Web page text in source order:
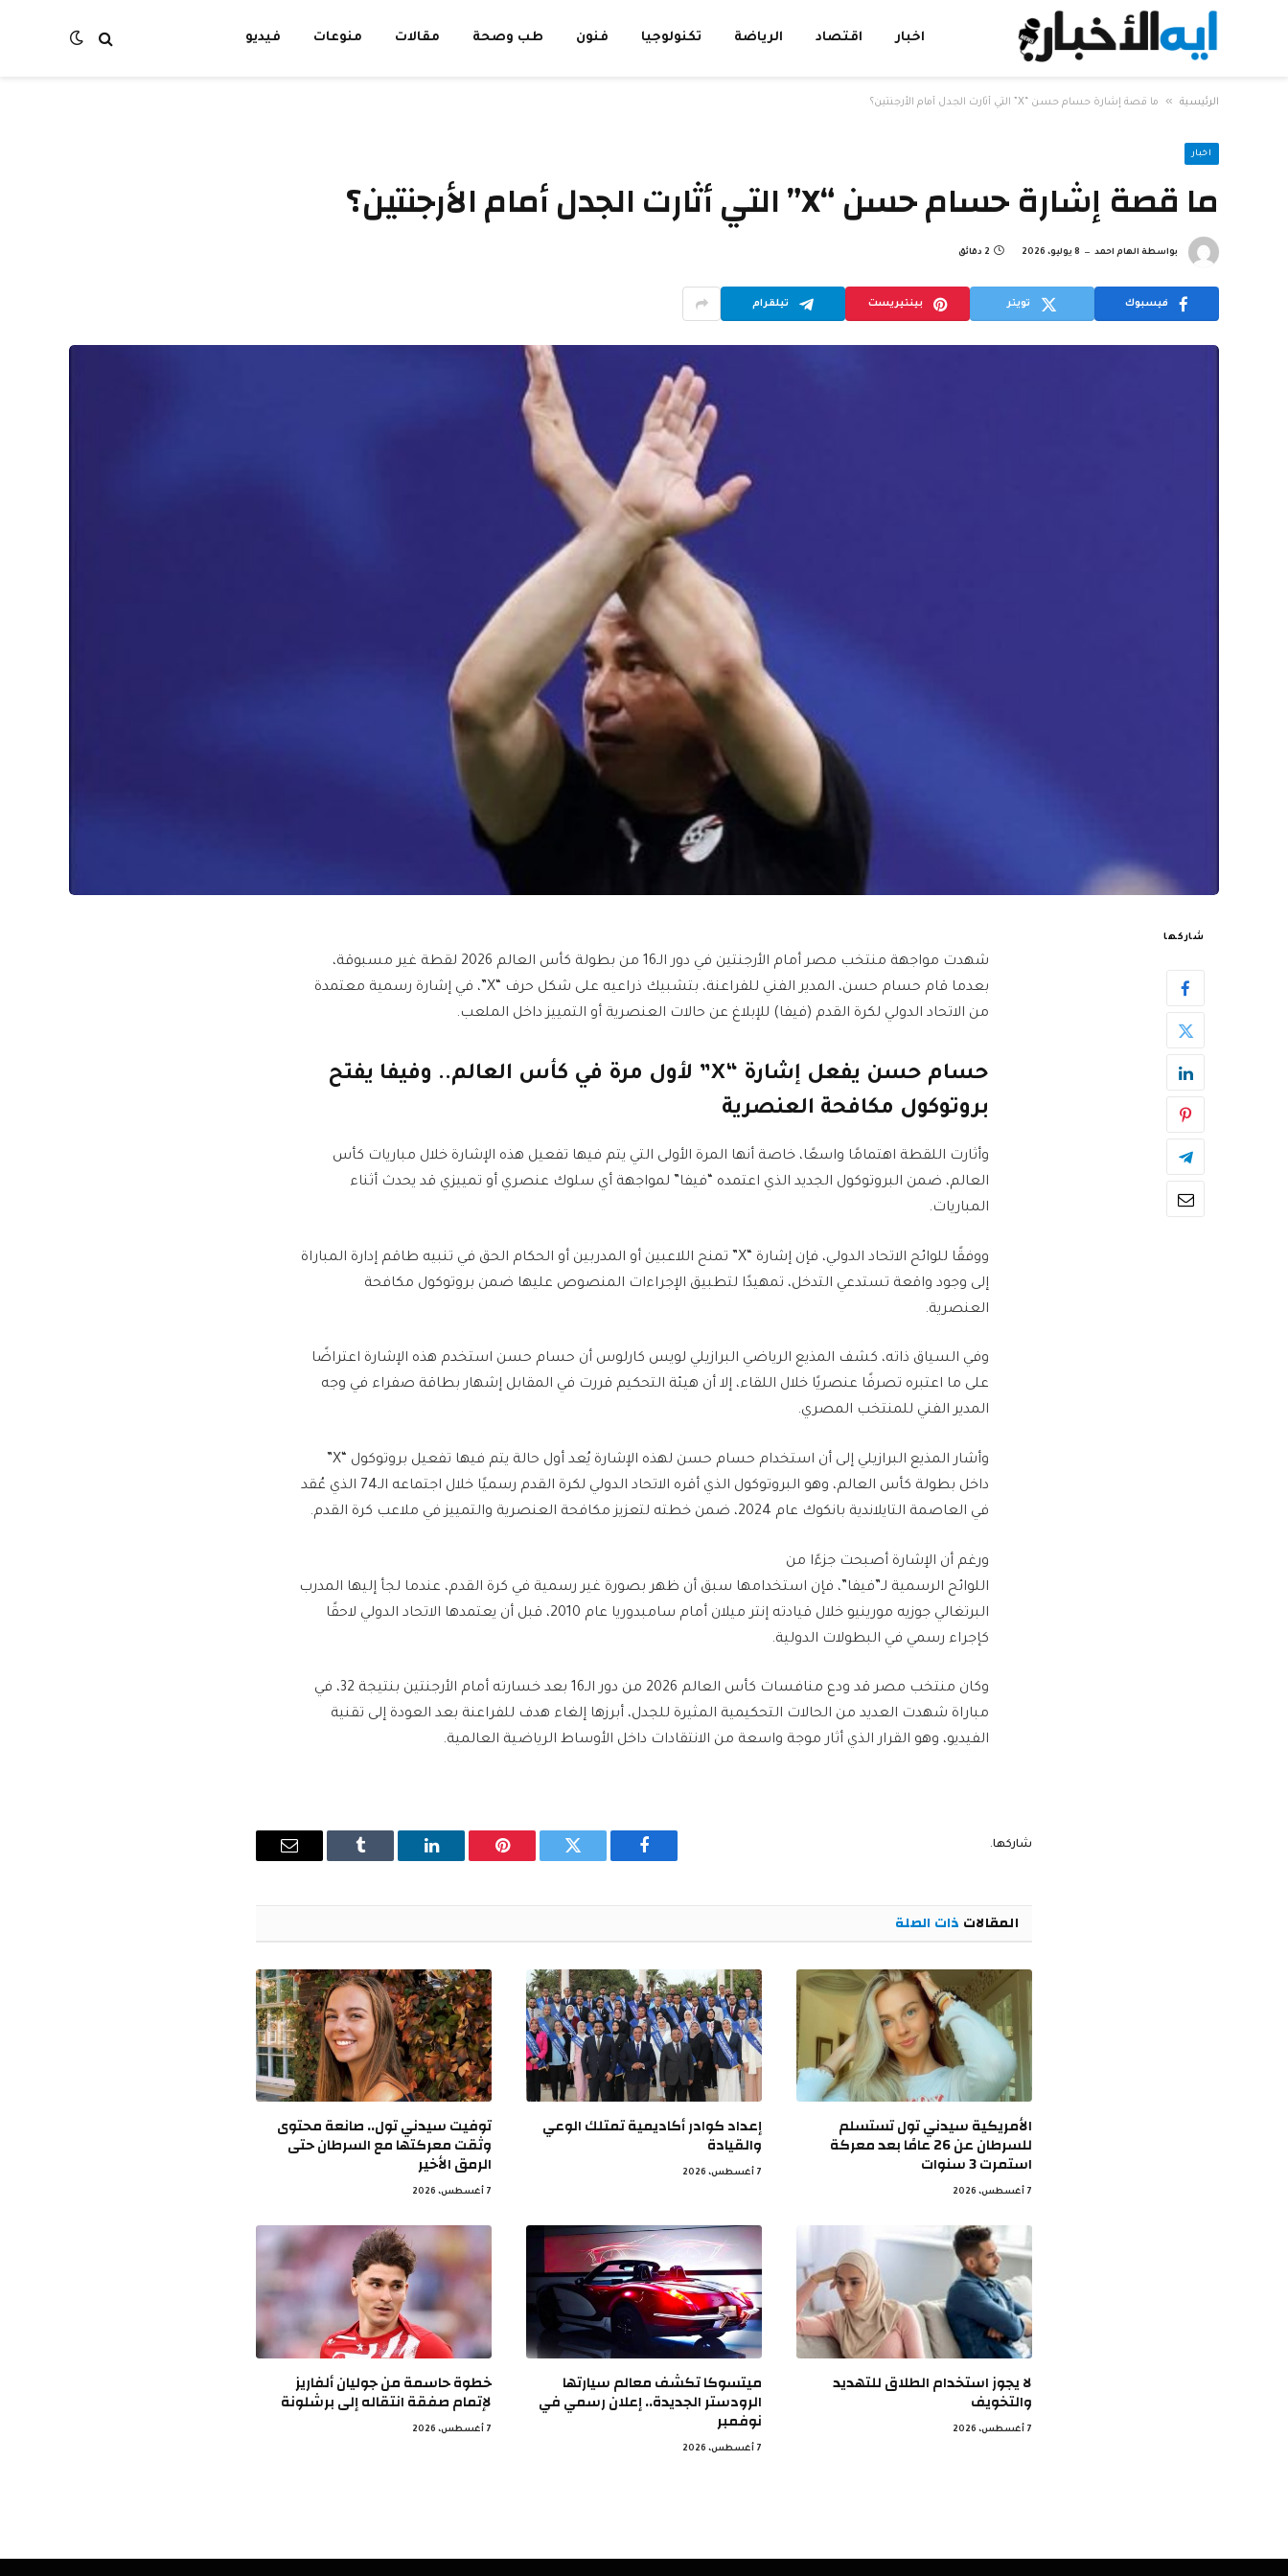
اخبار اقتصاد الرياضة تكنولوجيا فنون طب وصحة مقالات منوعات فيديو
الرئيسية » ما قصة إشارة حسام حسن “X” التي أثارت الجدل أمام الأرجنتين؟
اخبار
ما قصة إشارة حسام حسن “X” التي أثارت الجدل أمام الأرجنتين؟
بواسطة الهام احمد 8 يوليو، 2026 2 دقائق
فيسبوك تويتر بينتيريست تيلقرام
شاركها
شهدت مواجهة منتخب مصر أمام الأرجنتين في دور الـ16 من بطولة كأس العالم 2026 لقطة غير مسبوقة،
بعدما قام حسام حسن، المدير الفني للفراعنة، بتشبيك ذراعيه على شكل حرف “X”، في إشارة رسمية معتمدة
من الاتحاد الدولي لكرة القدم (فيفا) للإبلاغ عن حالات العنصرية أو التمييز داخل الملعب.
حسام حسن يفعل إشارة “X” لأول مرة في كأس العالم.. وفيفا يفتح
بروتوكول مكافحة العنصرية
وأثارت اللقطة اهتمامًا واسعًا، خاصة أنها المرة الأولى التي يتم فيها تفعيل هذه الإشارة خلال مباريات كأس
العالم، ضمن البروتوكول الجديد الذي اعتمده “فيفا” لمواجهة أي سلوك عنصري أو تمييزي قد يحدث أثناء
المباريات.
ووفقًا للوائح الاتحاد الدولي، فإن إشارة “X” تمنح اللاعبين أو المدربين أو الحكام الحق في تنبيه طاقم إدارة المباراة
إلى وجود واقعة تستدعي التدخل، تمهيدًا لتطبيق الإجراءات المنصوص عليها ضمن بروتوكول مكافحة
العنصرية.
وفي السياق ذاته، كشف المذيع الرياضي البرازيلي لويس كارلوس أن حسام حسن استخدم هذه الإشارة اعتراضًا
على ما اعتبره تصرفًا عنصريًا خلال اللقاء، إلا أن هيئة التحكيم قررت في المقابل إشهار بطاقة صفراء في وجه
المدير الفني للمنتخب المصري.
وأشار المذيع البرازيلي إلى أن استخدام حسام حسن لهذه الإشارة يُعد أول حالة يتم فيها تفعيل بروتوكول “X”
داخل بطولة كأس العالم، وهو البروتوكول الذي أقره الاتحاد الدولي لكرة القدم رسميًا خلال اجتماعه الـ74 الذي عُقد
في العاصمة التايلاندية بانكوك عام 2024، ضمن خطته لتعزيز مكافحة العنصرية والتمييز في ملاعب كرة القدم.
ورغم أن الإشارة أصبحت جزءًا من
اللوائح الرسمية لـ”فيفا”، فإن استخدامها سبق أن ظهر بصورة غير رسمية في كرة القدم، عندما لجأ إليها المدرب
البرتغالي جوزيه مورينيو خلال قيادته إنتر ميلان أمام سامبدوريا عام 2010، قبل أن يعتمدها الاتحاد الدولي لاحقًا
كإجراء رسمي في البطولات الدولية.
وكان منتخب مصر قد ودع منافسات كأس العالم 2026 من دور الـ16 بعد خسارته أمام الأرجنتين بنتيجة 32، في
مباراة شهدت العديد من الحالات التحكيمية المثيرة للجدل، أبرزها إلغاء هدف للفراعنة بعد العودة إلى تقنية
الفيديو، وهو القرار الذي أثار موجة واسعة من الانتقادات داخل الأوساط الرياضية العالمية.
شاركها.
فيسبوك تويتر بينتيريستلينكدإن Tumblr
البريد
المقالات ذات الصلة
الأمريكية سيدني تول تستسلم
للسرطان عن 26 عامًا بعد معركة
استمرت 3 سنوات
7 أغسطس، 2026
إعداد كوادر أكاديمية تمتلك الوعي
والقيادة
7 أغسطس، 2026
توفيت سيدني تول.. صانعة محتوى
وثقت معركتها مع السرطان حتى
الرمق الأخير
7 أغسطس، 2026
لا يجوز استخدام الطلاق للتهديد
والتخويف
7 أغسطس، 2026
ميتسوكا تكشف معالم سيارتها
الرودستر الجديدة.. إعلان رسمي في
نوفمبر
7 أغسطس، 2026
خطوة حاسمة من جوليان ألفاريز
لإتمام صفقة انتقاله إلى برشلونة
7 أغسطس، 2026